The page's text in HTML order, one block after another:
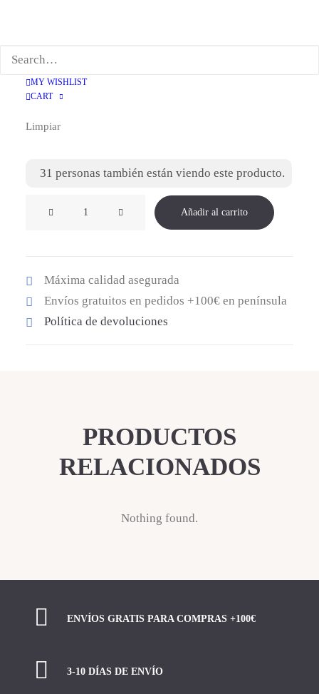
MY WISHLIST
CART
36
Limpiar
31 personas también están viendo este producto.
Añadir al carrito
Máxima calidad asegurada
Envíos gratuitos en pedidos +100€ en península
Política de devoluciones
PRODUCTOS
RELACIONADOS
Nothing found.
ENVÍOS GRATIS PARA COMPRAS +100€
3-10 DÍAS DE ENVÍO